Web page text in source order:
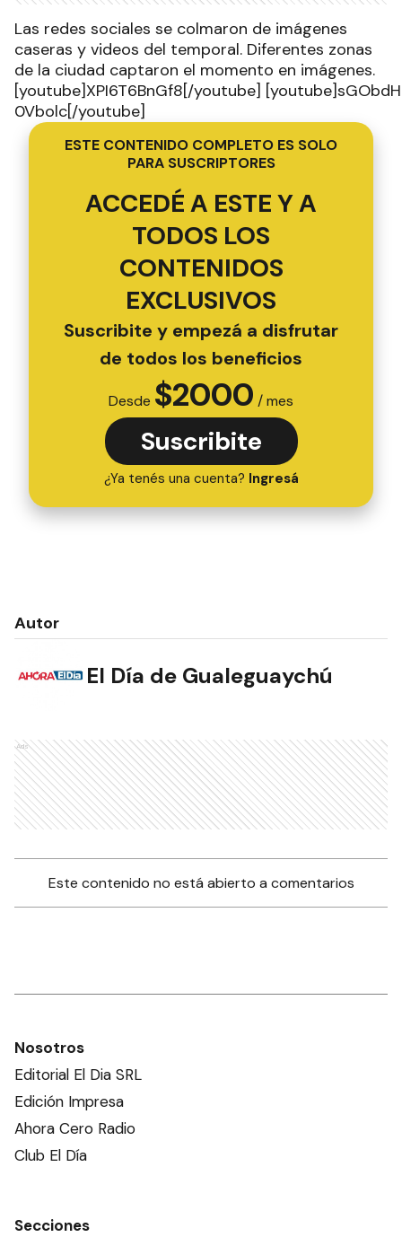
Las redes sociales se colmaron de imágenes
caseras y videos del temporal. Diferentes zonas
de la ciudad captaron el momento en imágenes.
[youtube]XPI6T6BnGf8[/youtube]
0Vbolc[/youtube]
ESTE CONTENIDO COMPLETO ES SOLO
PARA SUSCRIPTORES
ACCEDÉ A ESTE Y A
TODOS LOS
CONTENIDOS
EXCLUSIVOS
Suscribite y empezá a disfrutar
de todos los beneficios
Desde $2000 / mes
Suscribite
¿Ya tenés una cuenta? Ingresá
Autor
El Día de Gualeguaychú
Ads
Este contenido no está abierto a comentarios
Nosotros
Editorial El Dia SRL
Edición Impresa
Ahora Cero Radio
Club El Día
Secciones